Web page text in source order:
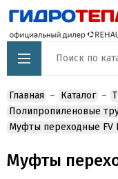
Главная Каталог
Полипропиленовые
Муфты переходные FV
Муфты